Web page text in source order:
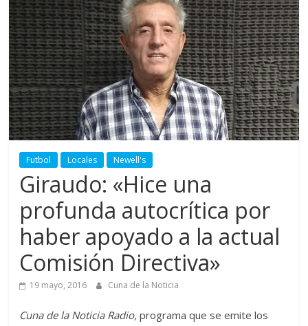
Futbol Locales Newell's
Giraudo: «Hice una
profunda autocrítica por
haber apoyado a la actual
Comisión Directiva»
19 mayo, 2016 Cuna de la Noticia
Cuna de la Noticia Radio, programa que se emite los